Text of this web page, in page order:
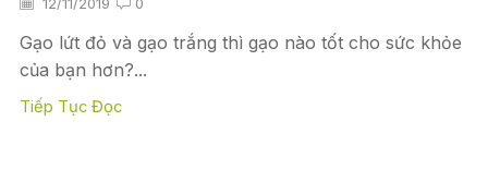
12/11/2019 0
Gạo lứt đỏ và gạo trắng thì gạo nào tốt cho sức khỏe
của bạn hơn?...
Tiếp Tục Đọc